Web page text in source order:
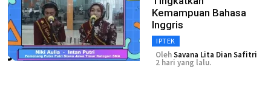
Kemampuan Bahasa
Inggris
IPTEK
OlehSavana Lita Dian Safitri
2 hari yang lalu.